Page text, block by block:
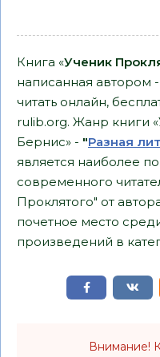
Книга «Ученик
написанная автором -
читать онлайн,
rulib.org. Жанр книги
Бернис» - "Разная
является наиболее
современного
Проклятого" от
почетное место
произведений в
Внимание!